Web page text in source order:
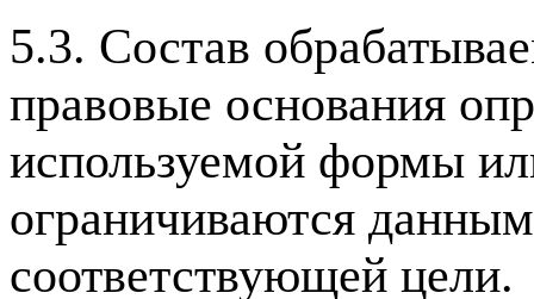
5.3. Состав
правовые основания
используемой формы
ограничиваются
соответствующей цели.